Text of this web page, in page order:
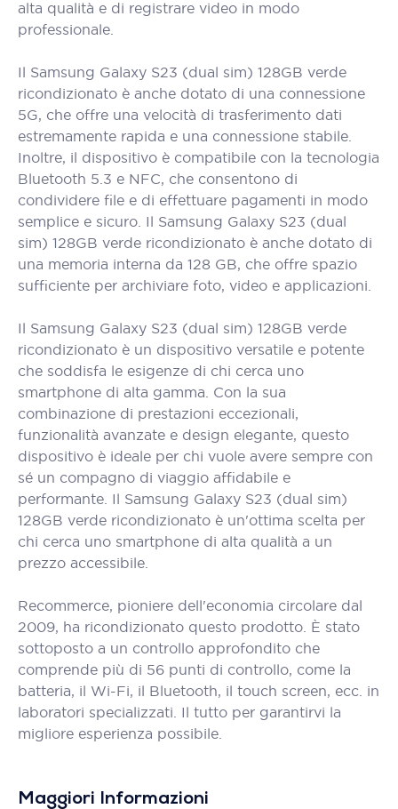
alta qualità e di registrare video in modo
professionale.
Il Samsung Galaxy S23 (dual sim) 128GB verde
ricondizionato è anche dotato di una connessione
5G, che offre una velocità di trasferimento dati
estremamente rapida e una connessione stabile.
Inoltre, il dispositivo è compatibile con la tecnologia
Bluetooth 5.3 e NFC, che consentono di
condividere file e di effettuare pagamenti in modo
semplice e sicuro. Il Samsung Galaxy S23 (dual
sim) 128GB verde ricondizionato è anche dotato di
una memoria interna da 128 GB, che offre spazio
sufficiente per archiviare foto, video e applicazioni.
Il Samsung Galaxy S23 (dual sim) 128GB verde
ricondizionato è un dispositivo versatile e potente
che soddisfa le esigenze di chi cerca uno
smartphone di alta gamma. Con la sua
combinazione di prestazioni eccezionali,
funzionalità avanzate e design elegante, questo
dispositivo è ideale per chi vuole avere sempre con
sé un compagno di viaggio affidabile e
performante. Il Samsung Galaxy S23 (dual sim)
128GB verde ricondizionato è un'ottima scelta per
chi cerca uno smartphone di alta qualità a un
prezzo accessibile.
Recommerce, pioniere dell'economia circolare dal
2009, ha ricondizionato questo prodotto. È stato
sottoposto a un controllo approfondito che
comprende più di 56 punti di controllo, come la
batteria, il Wi-Fi, il Bluetooth, il touch screen, ecc. in
laboratori specializzati. Il tutto per garantirvi la
migliore esperienza possibile.
Maggiori Informazioni